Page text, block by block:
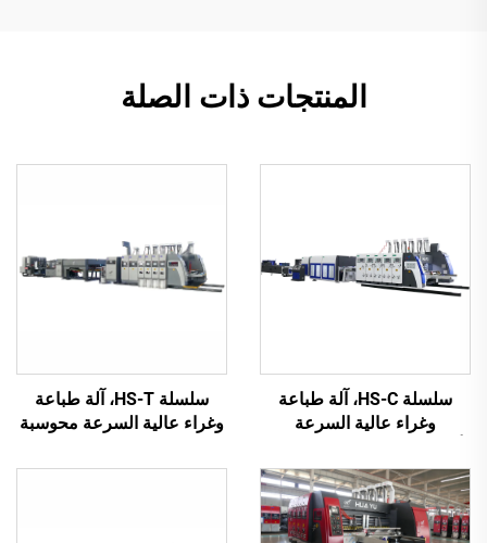
المنتجات ذات الصلة
سلسلة HS-C، آلة طباعة
وغراء عالية السرعة
تلقائية
سلسلة HS-T، آلة طباعة
وغراء عالية السرعة محوسبة
(للعلب الصغيرة)